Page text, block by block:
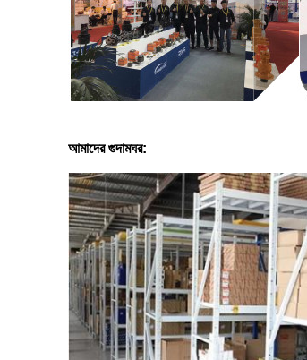
আমাদের গুদামঘর: